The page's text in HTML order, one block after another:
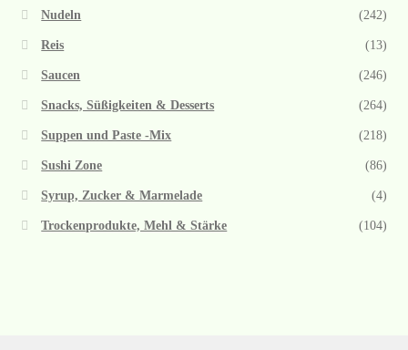
Nudeln (242)
Reis (13)
Saucen (246)
Snacks, Süßigkeiten & Desserts (264)
Suppen und Paste -Mix (218)
Sushi Zone (86)
Syrup, Zucker & Marmelade (4)
Trockenprodukte, Mehl & Stärke (104)